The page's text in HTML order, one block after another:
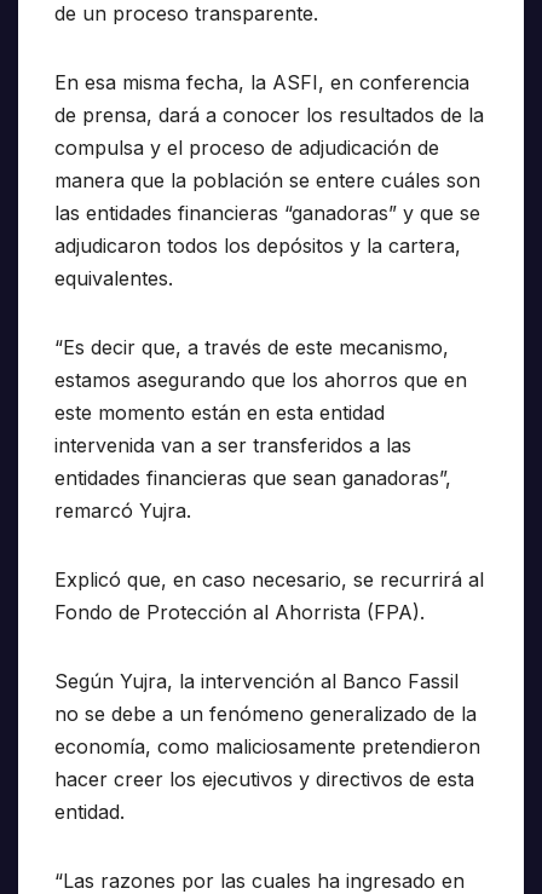
de un proceso transparente.
En esa misma fecha, la ASFI, en conferencia
de prensa, dará a conocer los resultados de la
compulsa y el proceso de adjudicación de
manera que la población se entere cuáles son
las entidades financieras “ganadoras” y que se
adjudicaron todos los depósitos y la cartera,
equivalentes.
“Es decir que, a través de este mecanismo,
estamos asegurando que los ahorros que en
este momento están en esta entidad
intervenida van a ser transferidos a las
entidades financieras que sean ganadoras”,
remarcó Yujra.
Explicó que, en caso necesario, se recurrirá al
Fondo de Protección al Ahorrista (FPA).
Según Yujra, la intervención al Banco Fassil
no se debe a un fenómeno generalizado de la
economía, como maliciosamente pretendieron
hacer creer los ejecutivos y directivos de esta
entidad.
“Las razones por las cuales ha ingresado en